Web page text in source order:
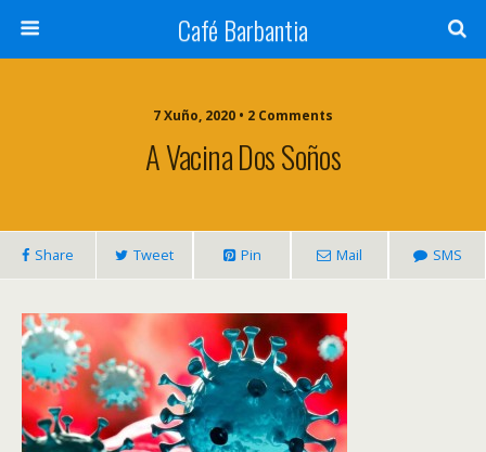
Café Barbantia
7 Xuño, 2020 • 2 Comments
A Vacina Dos Soños
Share Tweet Pin Mail SMS